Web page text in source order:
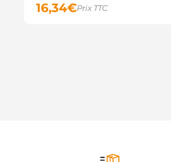
16,34€Prix TTC